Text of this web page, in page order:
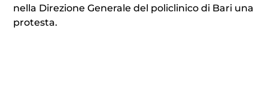
nella Direzione Generale del policlinico di Bari una
protesta.